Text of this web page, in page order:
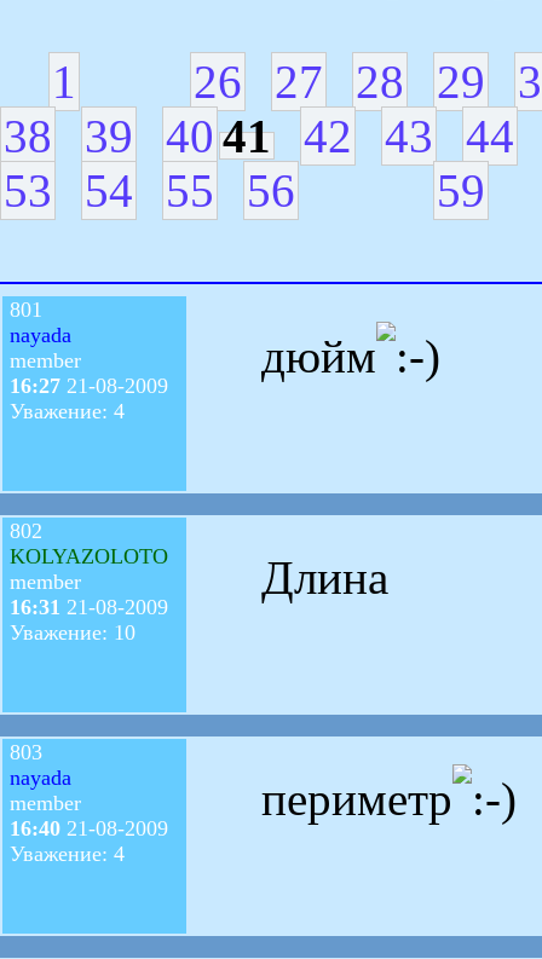
1 26 27 28 29
38
39 40 41 42 43
44
53
54 55 56 59
801
nayada
member
16:27 21-08-2009
Уважение: 4
дюйм
802
KOLYAZOLOTO
member
16:31 21-08-2009
Уважение: 10
Длина
803
nayada
member
16:40 21-08-2009
Уважение: 4
периметр